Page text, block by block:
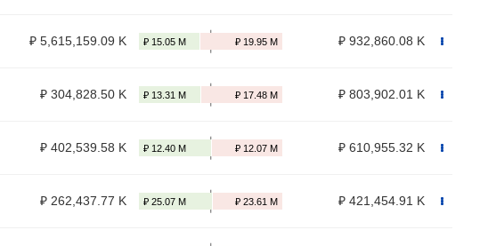
₽ 5,615,159.09 K ₽ 932,860.08 K
₽ 304,828.50 K ₽ 803,902.01 K
₽ 402,539.58 K ₽ 610,955.32 K
₽ 262,437.77 K ₽ 421,454.91 K